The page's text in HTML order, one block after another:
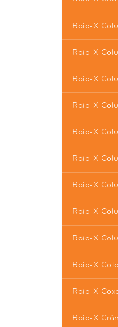
Raio-X
Raio-X
Raio-X
Raio-X
Raio-X
Raio-X
Raio-X
Raio-X
Raio-X
Raio-X
Raio-X
Raio-X